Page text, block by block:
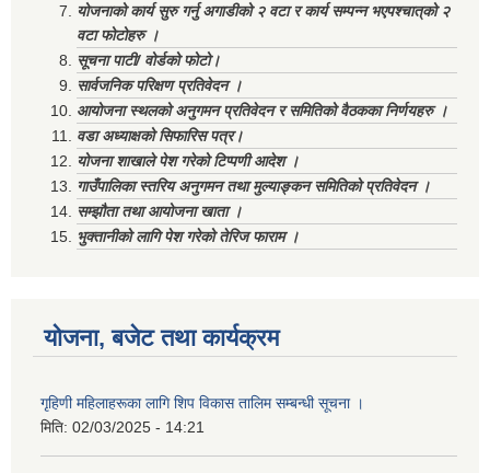
योजनाको कार्य सुरु गर्नु अगाडीको २ वटा र कार्य सम्पन्न भएपश्चात्‌को २
वटा फोटोहरु ।
सूचना पाटी/ वोर्डको फोटो।
सार्वजनिक परिक्षण प्रतिवेदन ।
आयोजना स्थलको अनुगमन प्रतिवेदन र समितिको वैठकका निर्णयहरु ।
वडा अध्याक्षको सिफारिस पत्र।
योजना शाखाले पेश गरेको टिप्पणी आदेश ।
गाउँपालिका स्तरिय अनुगमन तथा मुल्याङ्कन समितिको प्रतिवेदन ।
सम्झौता तथा आयोजना खाता ।
भुक्तानीको लागि पेश गरेको तेरिज फाराम ।
योजना, बजेट तथा कार्यक्रम
गृहिणी महिलाहरूका लागि शिप विकास तालिम सम्बन्धी सूचना ‌।
मिति: 02/03/2025 - 14:21